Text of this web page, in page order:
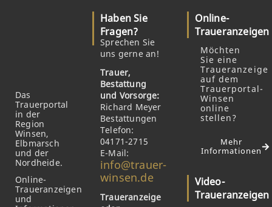
Das
Trauerportal
in der
Region
Winsen,
Elbmarsch
und der
Nordheide.
Online-
Traueranzeigen
und
Haben Sie
Fragen?
Sprechen Sie
uns gerne an!
Trauer,
Bestattung
und Vorsorge:
Richard Meyer
Bestattungen
Telefon:
04171-2715
E-Mail:
info@trauer-
winsen.de
Traueranzeige
Online-
Traueranzeigen
Möchten
Sie eine
Traueranzeige
auf dem
Trauerportal-
Winsen
online
stellen?
Mehr
Informationen
Video-
Traueranzeigen